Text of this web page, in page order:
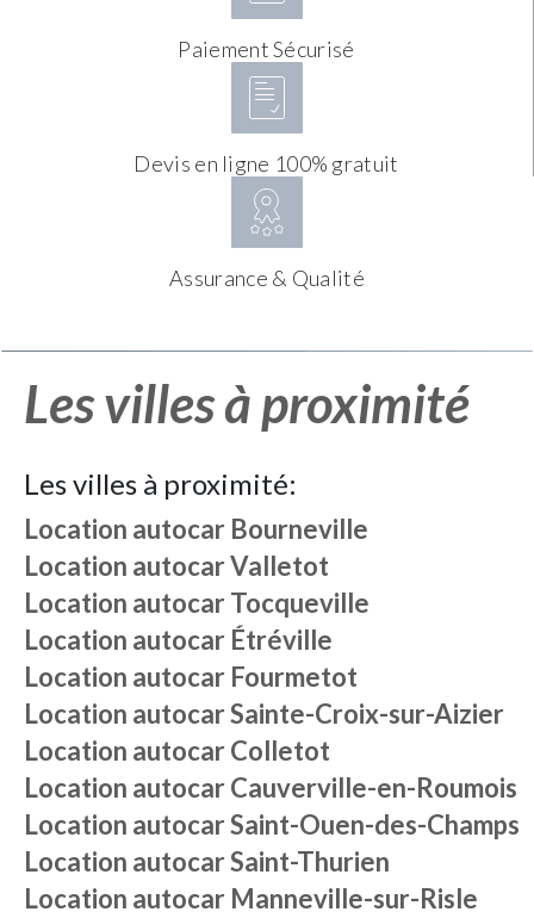
Paiement Sécurisé
Devis en ligne 100% gratuit
Assurance & Qualité
Les villes à proximité
Les villes à proximité:
Location autocar Bourneville
Location autocarValletot
Location autocarTocqueville
Location autocar Étréville
Location autocar Fourmetot
Location autocarSainte-Croix-sur-Aizier
Location autocarColletot
Location autocarCauverville-en-Roumois
Location autocarSaint-Ouen-des-Champs
Location autocarSaint-Thurien
Location autocar Manneville-sur-Risle